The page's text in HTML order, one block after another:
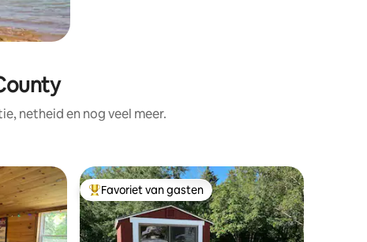
netheid en nog veel meer.
Topfavoriet van gasten
Favoriet van gasten